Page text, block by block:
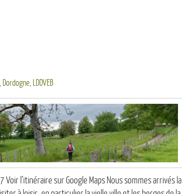
, Dordogne, LDDVEB
l’itinéraire sur Google Maps Nous sommes arrivés la